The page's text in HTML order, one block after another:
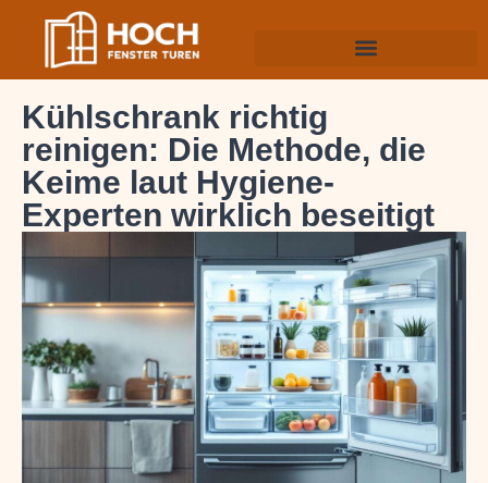
Kühlschrank richtig
reinigen: Die Methode, die
Keime laut Hygiene-
Experten wirklich beseitigt